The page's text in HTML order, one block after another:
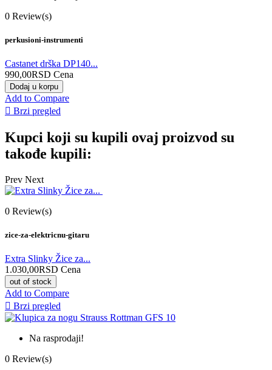
0 Review(s)
perkusioni-instrumenti
Castanet drška DP140...
990,00RSD Cena
Dodaj u korpu
Add to Compare
 Brzi pregled
Kupci koji su kupili ovaj proizvod su
takođe kupili:
Prev Next
0 Review(s)
zice-za-elektricnu-gitaru
Extra Slinky Žice za...
1.030,00RSD Cena
out of stock
Add to Compare
 Brzi pregled
Na rasprodaji!
0 Review(s)